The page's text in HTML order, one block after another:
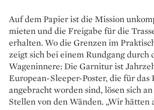
Auf dem Papier ist die Mission
mieten und die Freigabe für die
erhalten. Wo die Grenzen im
zeigt sich bei einem Rundgang durch
Wageninnere: Die Garnitur ist
European-Sleeper-Poster, die für das
angebracht worden sind, lösen sich
Stellen von den Wänden. „Wir hätten